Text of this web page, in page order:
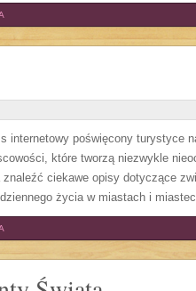
internetowy poświęcony turystyce
które tworzą niezwykle
ciekawe opisy dotyczące
życia w miastach i